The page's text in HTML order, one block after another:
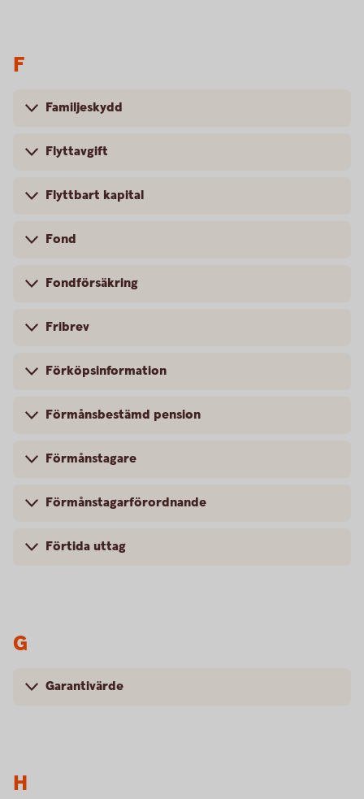
F
Familjeskydd
Flyttavgift
Flyttbart kapital
Fond
Fondförsäkring
Fribrev
Förköpsinformation
Förmånsbestämd pension
Förmånstagare
Förmånstagarförordnande
Förtida uttag
G
Garantivärde
H